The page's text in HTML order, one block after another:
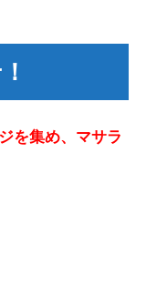
を集め、マサラ